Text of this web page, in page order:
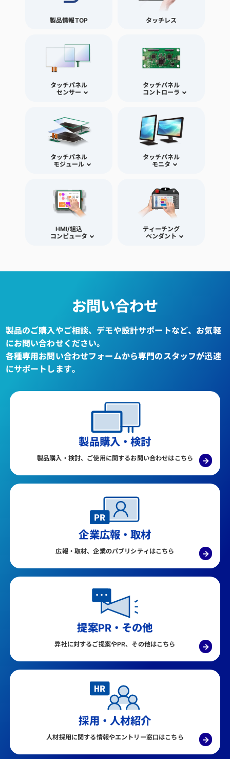
製品情報TOP タッチレス
タッチパネル
センサー
タッチパネル
コントローラ
タッチパネル
モジュール
タッチパネル
モニタ
HMI/組込
コンピュータ
ティーチング
ペンダント
お問い合わせ
製品のご購入やご相談、デモや設計サポートなど、お気軽
にお問い合わせください。
各種専用お問い合わせフォームから専門のスタッフが迅速
にサポートします。
製品購入・検討
製品購入・検討、ご使用に関するお問い合わせはこちら →
企業広報・取材
広報・取材、企業のパブリシティはこちら →
提案PR・その他
弊社に対するご提案やPR、その他はこちら →
採用・人材紹介
人材採用に関する情報やエントリー窓口はこちら →